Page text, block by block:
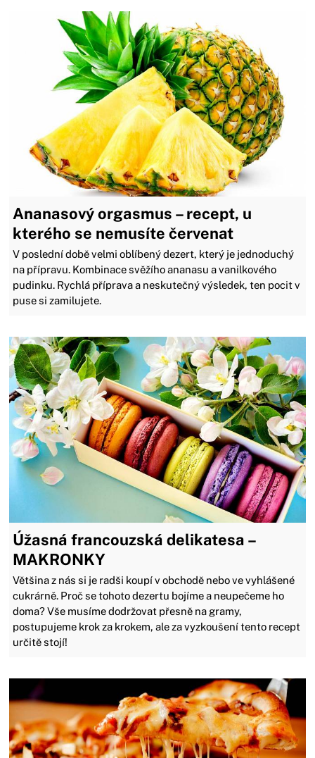
Ananasový orgasmus – recept, u
kterého se nemusíte červenat
V poslední době velmi oblíbený dezert, který je jednoduchý
na přípravu. Kombinace svěžího ananasu a vanilkového
pudinku. Rychlá příprava a neskutečný výsledek, ten pocit v
puse si zamilujete.
Úžasná francouzská delikatesa –
MAKRONKY
Většina z nás si je radši koupí v obchodě nebo ve vyhlášené
cukrárně. Proč se tohoto dezertu bojíme a neupečeme ho
doma? Vše musíme dodržovat přesně na gramy,
postupujeme krok za krokem, ale za vyzkoušení tento recept
určitě stojí!